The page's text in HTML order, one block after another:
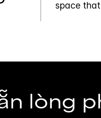
space
lòng